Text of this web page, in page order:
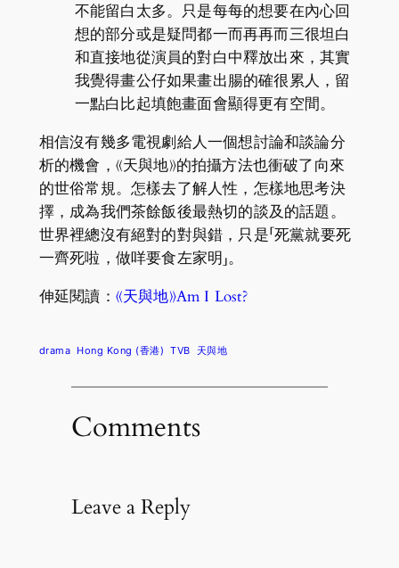
不能留白太多。只是每每的想要在內心回
想的部分或是疑問都一而再再而三很坦白
和直接地從演員的對白中釋放出來，其實
我覺得畫公仔如果畫出腸的確很累人，留
一點白比起填飽畫面會顯得更有空間。
相信沒有幾多電視劇給人一個想討論和談論分
析的機會，《天與地》的拍攝方法也衝破了向來
的世俗常規。怎樣去了解人性，怎樣地思考決
擇，成為我們茶餘飯後最熱切的談及的話題。
世界裡總沒有絕對的對與錯，只是「死黨就要死
一齊死啦，做咩要食左家明」。
伸延閱讀： 《天與地》Am I Lost?
drama Hong Kong (香港) TVB 天與地
Comments
Leave a Reply